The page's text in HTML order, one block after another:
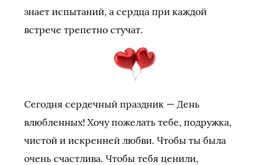
знает испытаний, а сердца при каждой
встрече трепетно стучат.
Сегодня сердечный праздник — День
влюбленных! Хочу пожелать тебе, подружка,
чистой и искренней любви. Чтобы ты была
очень счастлива. Чтобы тебя ценили,